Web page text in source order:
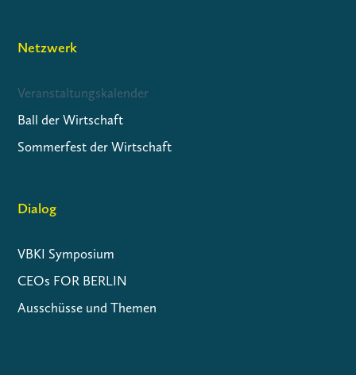
Netzwerk
Veranstaltungskalender
Ball der Wirtschaft
Sommerfest der Wirtschaft
Dialog
VBKI Symposium
CEOs FOR BERLIN
Ausschüsse und Themen